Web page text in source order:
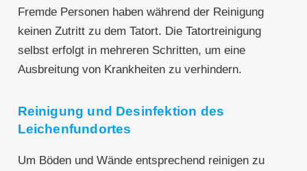
Fremde Personen haben während der Reinigung
keinen Zutritt zu dem Tatort. Die Tatortreinigung
selbst erfolgt in mehreren Schritten, um eine
Ausbreitung von Krankheiten zu verhindern.
Reinigung und Desinfektion des
Leichenfundortes
Um Böden und Wände entsprechend reinigen zu